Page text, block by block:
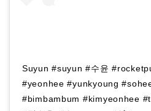
Suyun #suyun #수윤
#yeonhee #yunkyoung
#bimbambum #kimyeonhee